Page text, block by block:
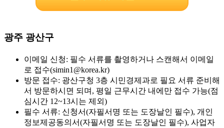
광주 광산구
이메일 신청: 필수 서류를 촬영하거나 스캔해서 이메일
로 접수(simin1@korea.kr)
방문 접수: 광산구청 3층 시민경제과로 필요 서류 준비해
서 방문하시면 되며, 평일 근무시간 내에만 접수 가능(점
심시간 12~13시는 제외)
필수 서류: 신청서(자필서명 또는 도장날인 필수), 개인
정보제공동의서(자필서명 또는 도장날인 필수), 사업자